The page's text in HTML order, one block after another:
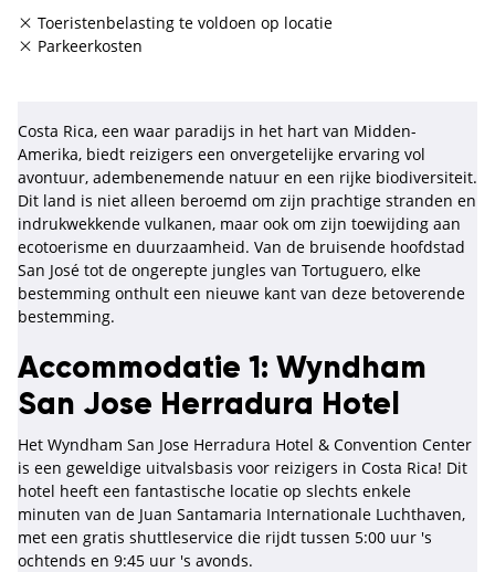
Toeristenbelasting te voldoen op locatie
Parkeerkosten
Costa Rica, een waar paradijs in het hart van Midden-
Amerika, biedt reizigers een onvergetelijke ervaring vol
avontuur, adembenemende natuur en een rijke biodiversiteit.
Dit land is niet alleen beroemd om zijn prachtige stranden en
indrukwekkende vulkanen, maar ook om zijn toewijding aan
ecotoerisme en duurzaamheid. Van de bruisende hoofdstad
San José tot de ongerepte jungles van Tortuguero, elke
bestemming onthult een nieuwe kant van deze betoverende
bestemming.
Accommodatie 1: Wyndham
San Jose Herradura Hotel
Het Wyndham San Jose Herradura Hotel & Convention Center
is een geweldige uitvalsbasis voor reizigers in Costa Rica! Dit
hotel heeft een fantastische locatie op slechts enkele
minuten van de Juan Santamaria Internationale Luchthaven,
met een gratis shuttleservice die rijdt tussen 5:00 uur 's
ochtends en 9:45 uur 's avonds.